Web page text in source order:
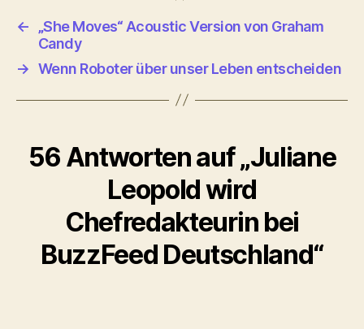
←
„She Moves“ Acoustic Version von Graham
Candy
→ Wenn Roboter über unser Leben entscheiden
56 Antworten auf „Juliane
Leopold wird
Chefredakteurin bei
BuzzFeed Deutschland“